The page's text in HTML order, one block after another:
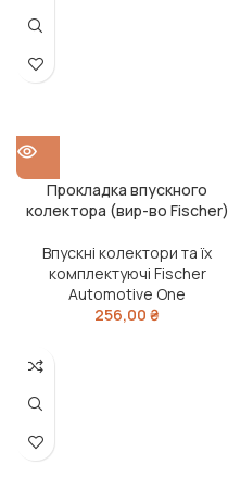
Прокладка впускного
колектора (вир-во Fischer)
Впускні колектори та їх
комплектуючі Fischer
Automotive One
256,00 ₴